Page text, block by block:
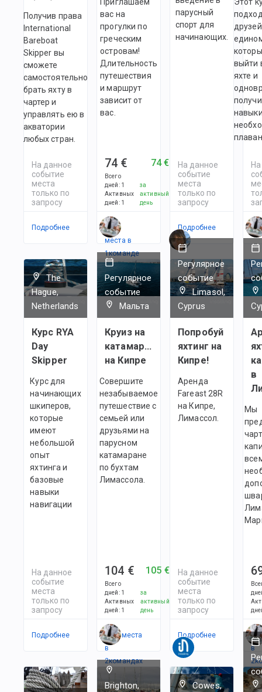
Получив права
International
Bareboat
Skipper вы
сможете
самостоятельно
брать яхту в
чартер и
управлять ею в
акватории
любых стран.
На данное
событие
места
только по
запросу
Подробнее
вас на
прогулки по
греческим
островам!
Длительность
путешествия
и маршрут
зависит от
вас.
74 €
Всего
дней: 1
Активных
дней: 1
74 €
за
активный
день
Есть
места в
1командe
парусный
спорт для
начинающих.
На данное
событие
места
только по
запросу
Подробнее
выйти
яхте и
The
Hague,
Netherlands
Курс RYA
Day
Skipper
Курс для
начинающих
шкиперов,
которые
имеют
небольшой
опыт
яхтинга и
базовые
навыки
навигации
На данное
событие
места
только по
запросу
Подробнее
Регулярное
событие
Мальта
Круиз на
катамаране
на Кипре
Совершите
незабываемое
путешествие с
семьей или
друзьями на
парусном
катамаране
по бухтам
Лимассола.
104 €
Всего
дней: 1
Активных
дней: 1
105 €
за
активный
день
Есть места
в
2командах
Регулярное
событие
Limasol,
Cyprus
Попробуй
яхтинг на
Кипре!
Аренда
Fareast 28R
на Кипре,
Лимассол.
На данное
событие
места
только по
запросу
Подробнее
в
Мы
в
2
Brighton,
Cowes,